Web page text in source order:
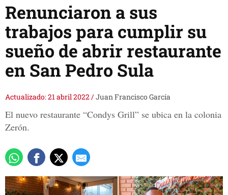
Renunciaron a sus
trabajos para cumplir su
sueño de abrir restaurante
en San Pedro Sula
Actualizado: 21 abril 2022/Juan Francisco García
El nuevo restaurante “Condys Grill” se ubica en la colonia
Zerón.